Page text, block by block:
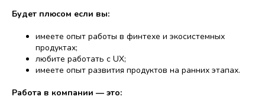
Будет плюсом если вы:
имеете опыт работы в финтехе и экосистемных
продуктах;
любите работать с UX;
имеете опыт развития продуктов на ранних этапах.
Работа в компании — это: